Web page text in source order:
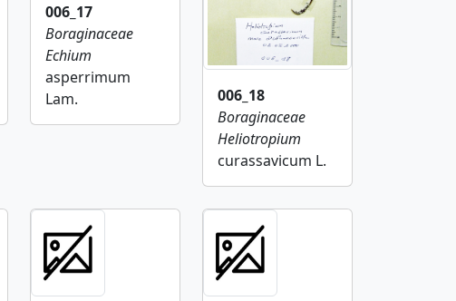
006_17
Boraginaceae
Echium
asperrimum
Lam.
006_18
Boraginaceae
Heliotropium
curassavicum L.